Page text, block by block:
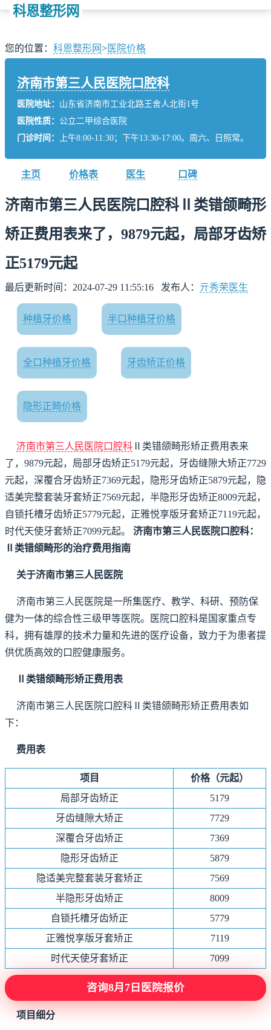
科恩整形网
您的位置： 科恩整形网>医院价格
济南市第三人民医院口腔科
医院地址： 山东省济南市工业北路王舍人北街1号
医院性质： 公立二甲综合医院
门诊时间：
上午8:00-11:30；下午13:30-17:00。周六、日照常。
主页 价格表 医生 口碑
济南市第三人民医院口腔科Ⅱ类错颌畸形
矫正费用表来了，9879元起，局部牙齿矫
正5179元起
最后更新时间：2024-07-29 11:55:16 发布人： 亓秀荣医生
种植牙价格 半口种植牙价格
全口种植牙价格 牙齿矫正价格
隐形正畸价格
济南市第三人民医院口腔科 Ⅱ类错颌畸形矫正费用表来
了，9879元起，局部牙齿矫正5179元起，牙齿缝隙大矫正7729
元起，深覆合牙齿矫正7369元起，隐形牙齿矫正5879元起，隐
适美完整套装牙套矫正7569元起，半隐形牙齿矫正8009元起，
自锁托槽牙齿矫正5779元起，正雅悦享版牙套矫正7119元起，
时代天使牙套矫正7099元起。
济南市第三人民医院口腔科：
Ⅱ类错颌畸形的治疗费用指南
关于济南市第三人民医院
济南市第三人民医院是一所集医疗、教学、科研、预防保
健为一体的综合性三级甲等医院。医院口腔科是国家重点专
科，拥有雄厚的技术力量和先进的医疗设备，致力于为患者提
供优质高效的口腔健康服务。
Ⅱ类错颌畸形矫正费用表
济南市第三人民医院口腔科Ⅱ类错颌畸形矫正费用表如
下：
费用表
项目
价格（元起）
局部牙齿矫正
5179
牙齿缝隙大矫正
7729
深覆合牙齿矫正
7369
隐形牙齿矫正
5879
隐适美完整套装牙套矫正
7569
半隐形牙齿矫正
8009
自锁托槽牙齿矫正
5779
正雅悦享版牙套矫正
7119
时代天使牙套矫正
7099
咨询8月7日医院报价
项目细分